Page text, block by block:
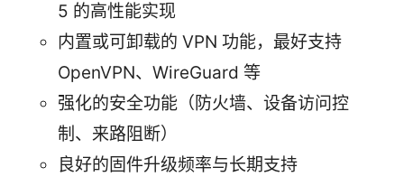
5 的高性能实现
内置或可卸载的 VPN 功能，最好支持
OpenVPN、WireGuard 等
强化的安全功能（防火墙、设备访问控
制、来路阻断）
良好的固件升级频率与长期支持